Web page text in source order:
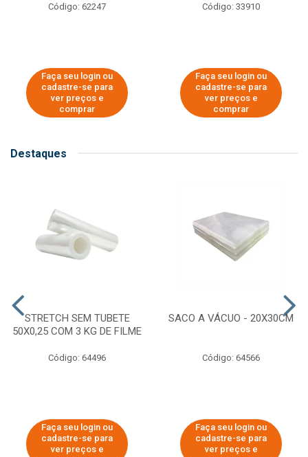
Código: 62247
Faça seu login ou
cadastre-se para
ver preços e
comprar
Código: 33910
Faça seu login ou
cadastre-se para
ver preços e
comprar
Destaques
STRETCH SEM TUBETE
50X0,25 COM 3 KG DE FILME
Código: 64496
Faça seu login ou
cadastre-se para
ver preços e
SACO A VÁCUO - 20X30CM
Código: 64566
Faça seu login ou
cadastre-se para
ver preços e